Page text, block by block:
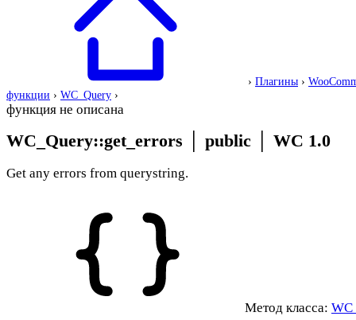
› Плагины ›
функции › WC_Query ›
функция не описана
WC_Query::get_errors public WC 1.0
Get any errors from querystring.
Метод класса: